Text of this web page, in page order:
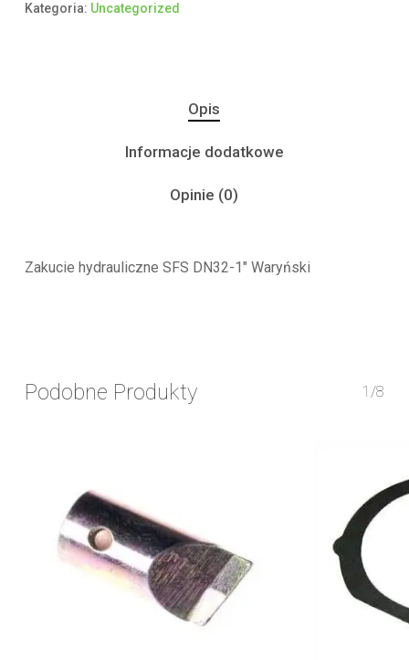
Kategoria: Uncategorized
Opis
Informacje dodatkowe
Opinie (0)
Zakucie hydrauliczne SFS DN32-1″ Waryński
Podobne Produkty 1/8